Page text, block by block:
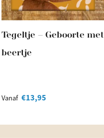
Tegeltje – Geboorte met
beertje
Vanaf €13,95